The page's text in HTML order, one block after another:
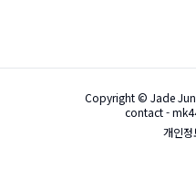
Copyright © Jade
contact -
개인정